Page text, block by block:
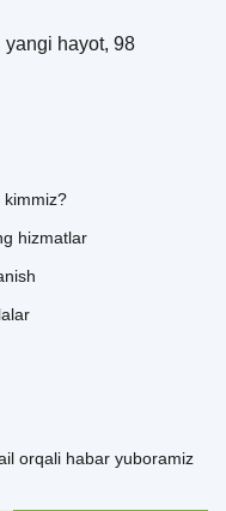
yangi hayot, 98
kimmiz?
hizmatlar
orqali habar yuboramiz